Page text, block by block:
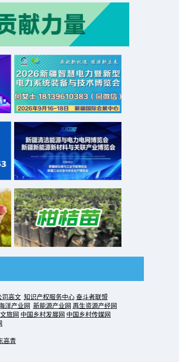
司高文 知识产权服务中心奋斗者联盟
洋产业网 新能源产业网 再生资源产经网
旅网 中国乡村发展网 中国乡村传媒网
高青